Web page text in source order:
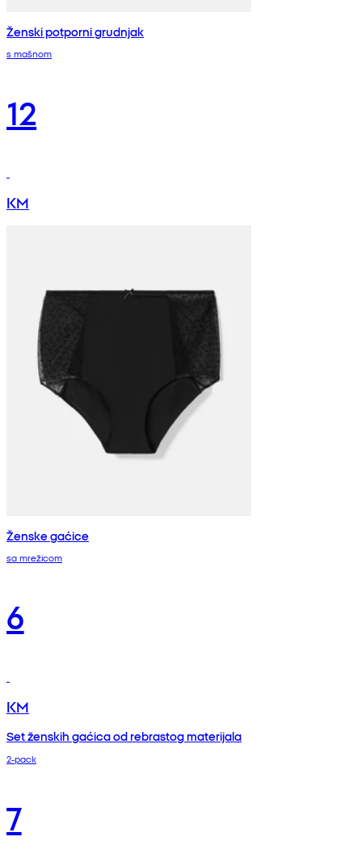
Ženski potporni grudnjak
s mašnom
12
KM
Ženske gaćice
sa mrežicom
6
KM
Set ženskih gaćica od rebrastog materijala
2-pack
7